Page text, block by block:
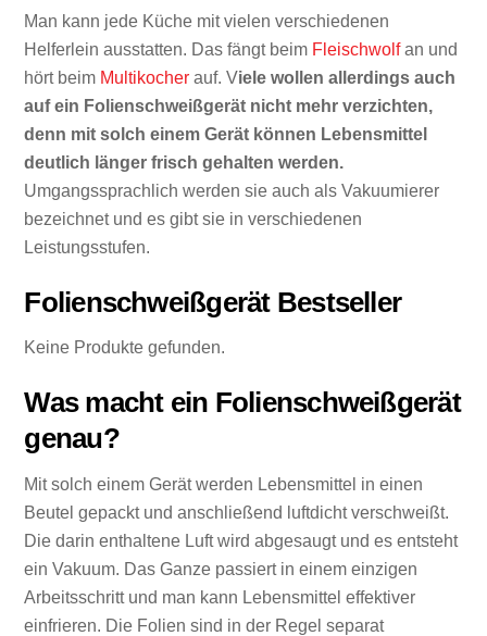
Man kann jede Küche mit vielen verschiedenen
Helferlein ausstatten. Das fängt beim Fleischwolfan und
hört beim Multikocher auf. Viele wollen allerdings auch
auf ein Folienschweißgerät nicht mehr verzichten,
denn mit solch einem Gerät können Lebensmittel
deutlich länger frisch gehalten werden.
Umgangssprachlich werden sie auch als Vakuumierer
bezeichnet und es gibt sie in verschiedenen
Leistungsstufen.
Folienschweißgerät Bestseller
Keine Produkte gefunden.
Was macht ein Folienschweißgerät
genau?
Mit solch einem Gerät werden Lebensmittel in einen
Beutel gepackt und anschließend luftdicht verschweißt.
Die darin enthaltene Luft wird abgesaugt und es entsteht
ein Vakuum. Das Ganze passiert in einem einzigen
Arbeitsschritt und man kann Lebensmittel effektiver
einfrieren. Die Folien sind in der Regel separat